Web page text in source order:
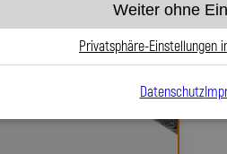
Weiter ohne
Privatsphäre-Einstellungen
Datenschutz